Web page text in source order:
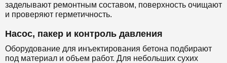
заделывают ремонтным составом, поверхность очищают
и проверяют герметичность.
Насос, пакер и контроль давления
Оборудование для инъектирования бетона подбирают
под материал и объем работ. Для небольших сухих